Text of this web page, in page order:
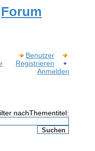
Forum
Benutzer
Registrieren
Anmelden
nachThementitel: